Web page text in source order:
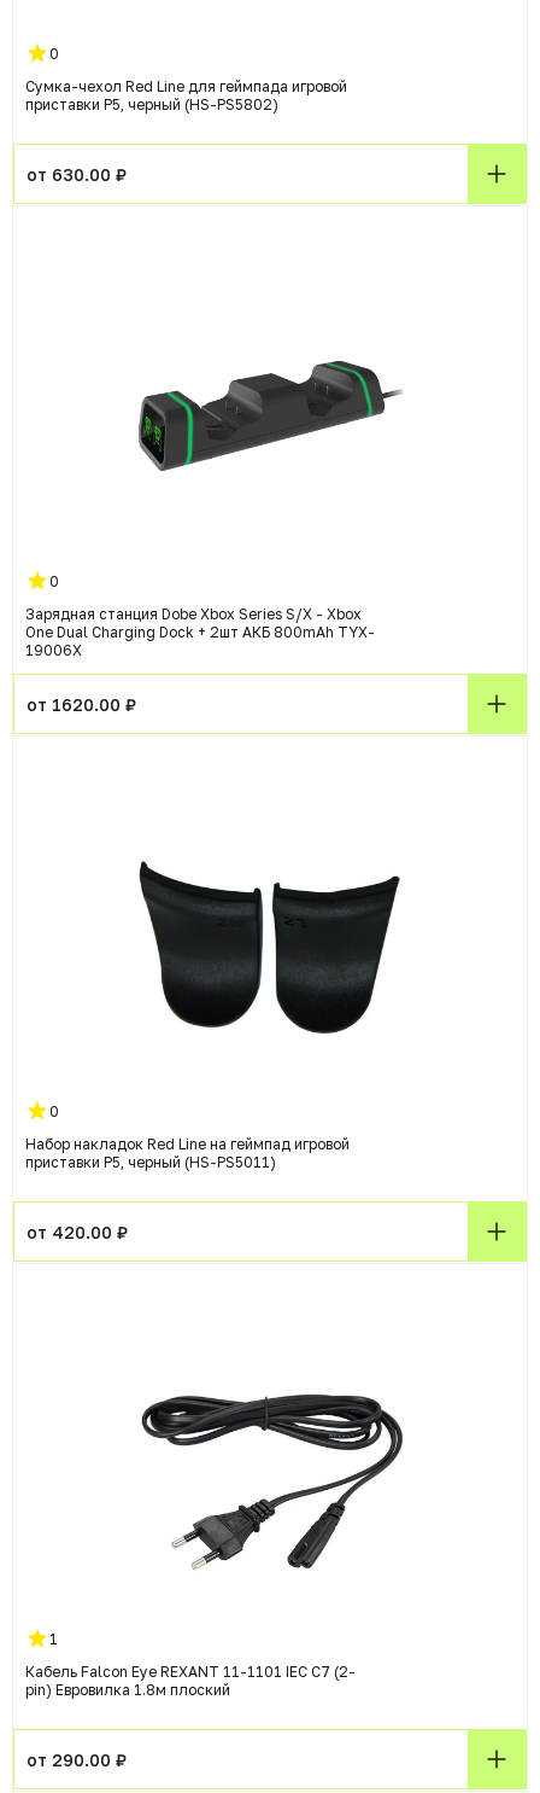
0
Сумка-чехол Red Line для геймпада игровой
приставки P5, черный (HS-PS5802)
от 630.00 ₽
0
Зарядная станция Dobe Xbox Series S/X - Xbox
One Dual Charging Dock + 2шт АКБ 800mAh TYX-
19006X
от 1620.00 ₽
0
Набор накладок Red Line на геймпад игровой
приставки P5, черный (HS-PS5011)
от 420.00 ₽
1
Кабель Falcon Eye REXANT 11-1101 IEC C7 (2-
pin) Евровилка 1.8м плоский
от 290.00 ₽